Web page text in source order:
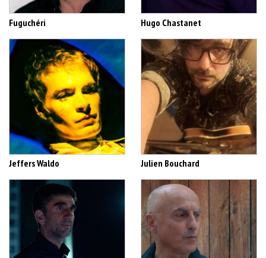
Fuguchéri Hugo Chastanet
Jeffers Waldo Julien Bouchard